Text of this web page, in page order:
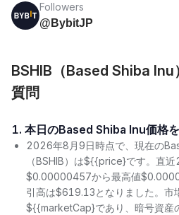
Followers
@BybitJP
BSHIB（Based Shiba Inu
質問
1. 本日のBased Shiba Inu価格
2026年8月9日時点で、現在の
（BSHIB）は${{price}です。直
$0.00000457から最高値
引高は$619.13となりました。市
${{marketCap}であり、暗号資産